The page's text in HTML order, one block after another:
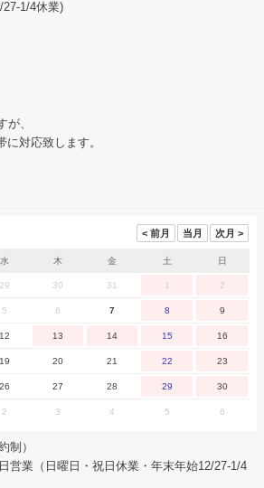
1/4休業)
が、
対応致します。
水 木 金 土 日
29 30 31 1 2
5 6 7 8 9
12 13 14 15 16
19 20 21 22 23
26 27 28 29 30
2 3 4 5 6
制）
営業（日曜日・祝日休業・年末年始12/27-1/4